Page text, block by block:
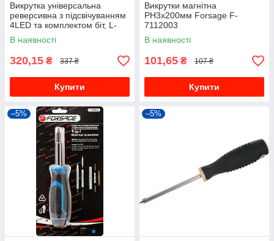
Викрутка універсальна
реверсивна з підсвічуванням
4LED та комплектом біт, L-
250мм (PH1, PH2, PZ2, SL5,
SL6), у блістері Forsage
В наявності
320,15 ₴ 337 ₴
Купити
Викрутки магнітна
PH3х200мм Forsage F-
7112003
В наявності
101,65 ₴ 107 ₴
Купити
–5% –5%